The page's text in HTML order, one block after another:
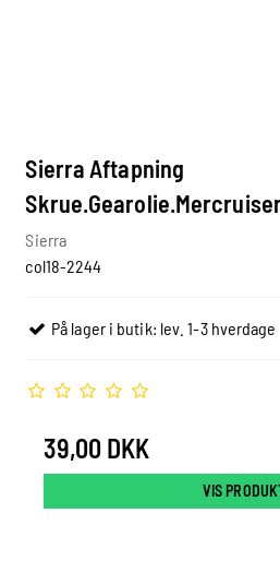
Sierra Aftapning
Sierra
col18-2244
På lager i butik: lev. 1-3 hverdage
39,00 DKK
VIS